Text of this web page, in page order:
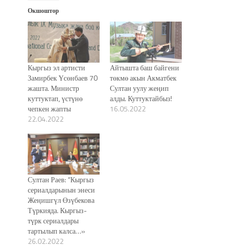
Окшоштор
Кыргыз эл артисти
Замирбек Үсөнбаев 70
жашта. Министр
куттуктап, үстүнө
чепкен жапты
22.04.2022
Айтышта баш байгени
төкмө акын Акматбек
Султан уулу жеңип
алды. Куттуктайбыз!
16.05.2022
Султан Раев: “Кыргыз
сериалдарынын энеси
Жеңишгүл Өзүбекова
Түркияда. Кыргыз-
түрк сериалдары
тартылып калса…»
26.02.2022